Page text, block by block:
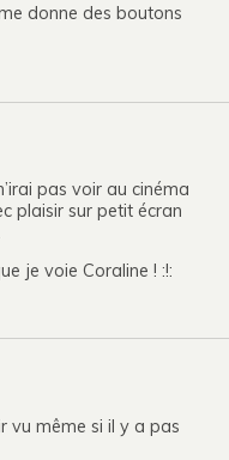
donne des boutons
pas voir au cinéma
plaisir sur petit écran
je voie Coraline ! :!:
vu même si il y a pas